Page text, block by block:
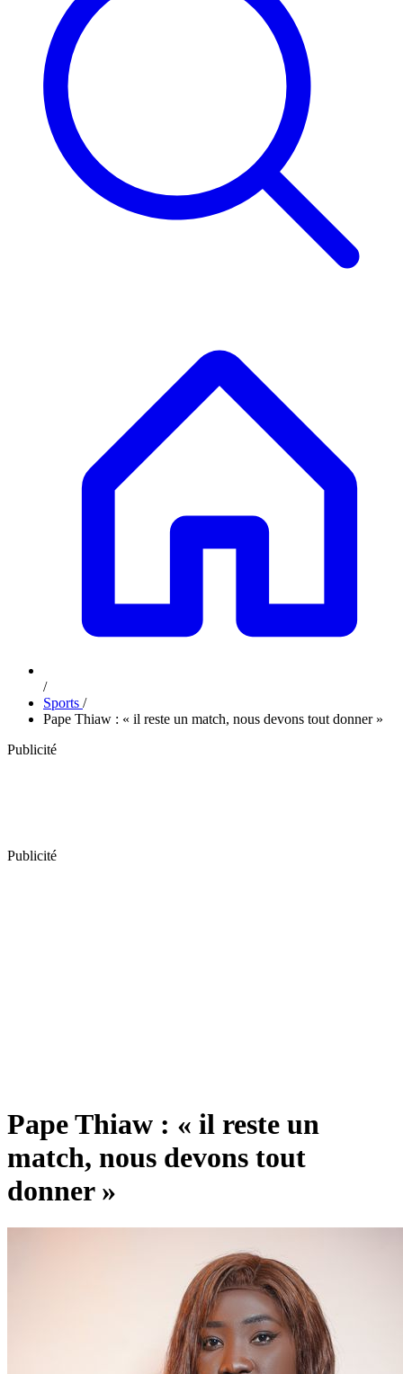
/
Sports /
Pape Thiaw : « il reste un match, nous devons tout donner »
Publicité
Publicité
Pape Thiaw : « il reste un
match, nous devons tout
donner »